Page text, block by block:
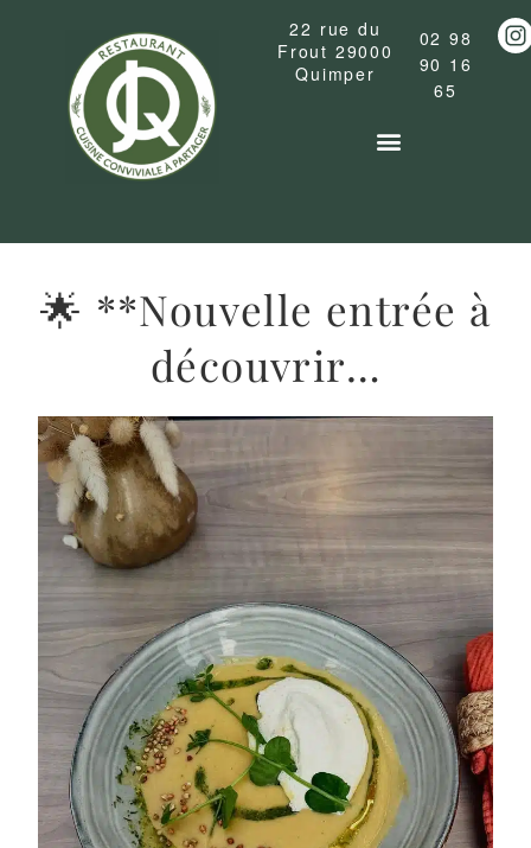
22 rue du
Frout 29000
Quimper
02 98
90 16
65
🌟 **Nouvelle entrée à
découvrir…